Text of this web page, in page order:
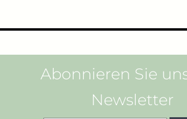
Abonnieren Sie
Newsletter